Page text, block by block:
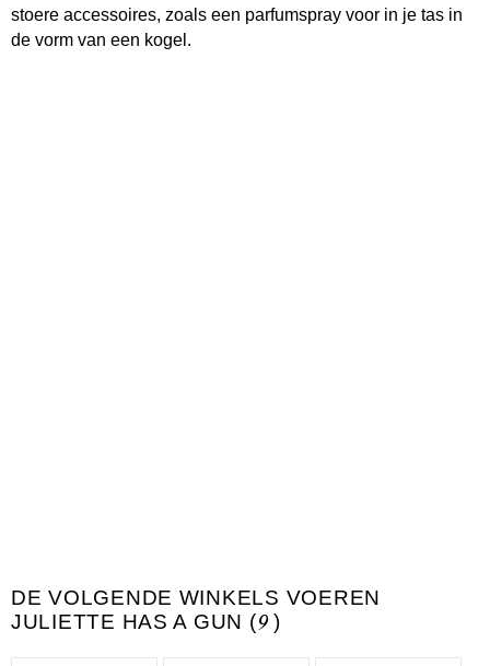
stoere accessoires, zoals een parfumspray voor in je tas in
de vorm van een kogel.
DE VOLGENDE WINKELS VOEREN
JULIETTE HAS A GUN (9 )